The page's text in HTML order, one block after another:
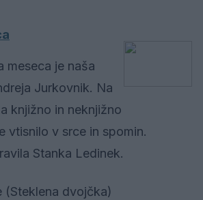
meseca je naša
Jurkovnik. Na
knjižno in neknjižno
vtisnilo v srce in spomin.
Stanka Ledinek.
(Steklena dvojčka)